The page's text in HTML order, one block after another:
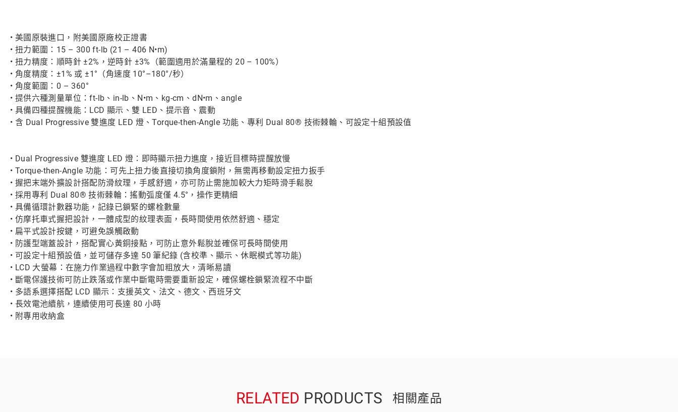
• 美國原裝進口，附美國原廠校正證書
• 扭力範圍：15 – 300 ft-lb (21 – 406 N•m)
• 扭力精度：順時針 ±2%，逆時針 ±3%（範圍適用於滿量程的 20 – 100%）
• 角度精度：±1% 或 ±1°（角速度 10°–180°/秒）
• 角度範圍：0 – 360°
• 提供六種測量單位：ft-lb、in-lb、N•m、kg-cm、dN•m、angle
• 具備四種提醒機能：LCD 顯示、雙 LED、提示音、震動
• 含 Dual Progressive 雙進度 LED 燈、Torque-then-Angle 功能、專利 Dual 80® 技術棘輪、可設定十組預設值
• Dual Progressive 雙進度 LED 燈：即時顯示扭力進度，接近目標時提醒放慢
• Torque-then-Angle 功能：可先上扭力後直接切換角度鎖附，無需再移動設定扭力扳手
• 握把末端外擴設計搭配防滑紋理，手感舒適，亦可防止需施加較大力矩時滑手鬆脫
• 採用專利 Dual 80® 技術棘輪：搖動弧度僅 4.5°，操作更精細
• 具備循環計數器功能，記錄已鎖緊的螺栓數量
• 仿摩托車式握把設計，一體成型的紋理表面，長時間使用依然舒適、穩定
• 扁平式設計按鍵，可避免誤觸啟動
• 防護型端蓋設計，搭配實心黃銅接點，可防止意外鬆脫並確保可長時間使用
• 可設定十組預設值，並可儲存多達 50 筆紀錄 (含校準、顯示、休眠模式等功能)
• LCD 大螢幕：在施力作業過程中數字會加粗放大，清晰易讀
• 斷電保護技術可防止跌落或作業中斷電時需要重新設定，確保螺栓鎖緊流程不中斷
• 多語系選擇搭配 LCD 顯示：支援英文、法文、德文、西班牙文
• 長效電池續航，連續使用可長達 80 小時
• 附專用收納盒
RELATED PRODUCTS 相關產品